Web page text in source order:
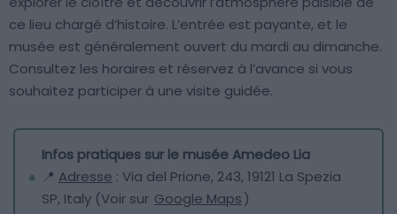
ce lieu chargé d’histoire. L’entrée est payante, et le
musée est généralement ouvert du mardi au dimanche.
Consultez les horaires et réservez à l’avance si vous
souhaitez participer à une visite guidée.
Infos pratiques sur le musée Amedeo Lia
📍 Adresse : Via del Prione, 243, 19121 La Spezia
SP, Italy (Voir sur Google Maps)